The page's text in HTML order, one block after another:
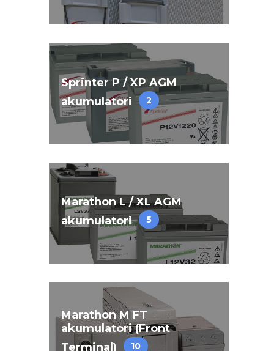
Sprinter P / XP AGM
akumulatori
2
Marathon L / XL AGM
akumulatori
5
Marathon M FT
akumulatori (Front
Terminal)
10